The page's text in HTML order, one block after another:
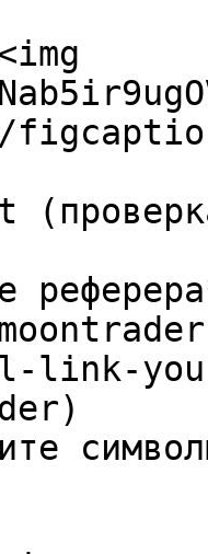
link-